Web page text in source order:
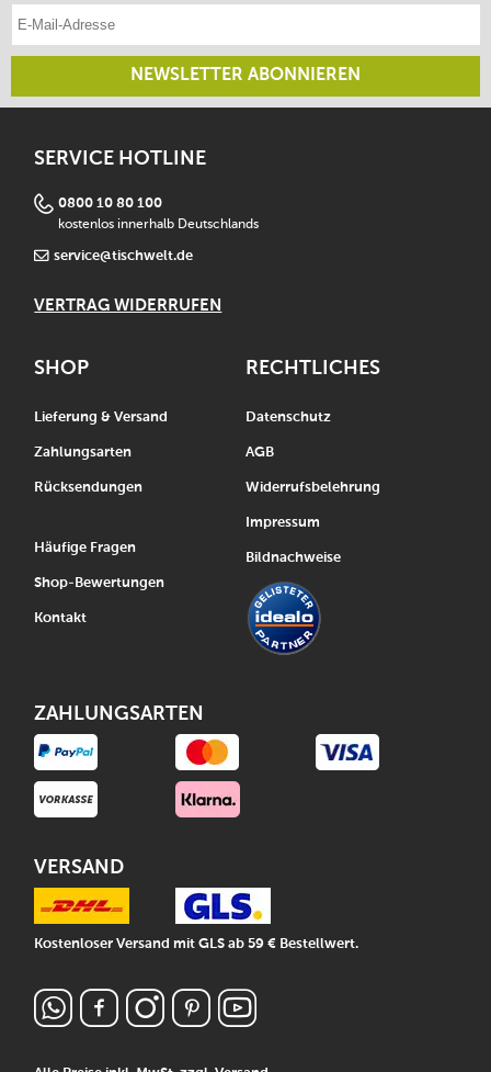
NEWSLETTER ABONNIEREN
SERVICE HOTLINE
0800 10 80 100
kostenlos innerhalb Deutschlands
service@tischwelt.de
VERTRAG WIDERRUFEN
SHOP
Lieferung & Versand
Zahlungsarten
Rücksendungen
Häufige Fragen
Shop-Bewertungen
Kontakt
RECHTLICHES
Datenschutz
AGB
Widerrufsbelehrung
Impressum
Bildnachweise
ZAHLUNGSARTEN
VERSAND
Kostenloser Versand mit GLS ab 59 € Bestellwert.